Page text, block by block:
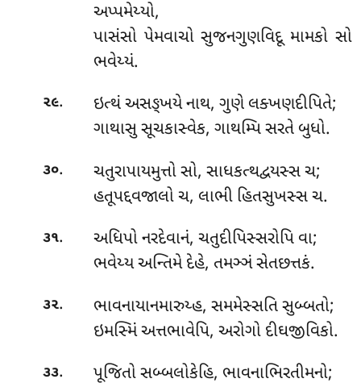
અપ્પમેય્યો,
પાસંસો પેમવાચો સુજનગુણવિદૂ મામકો સો
ભવેય્યં.
૨૯.
ઇત્થં અસઙ્ખયે નાથ, ગુણે લક્ખણદીપિતે;
ગાથાસુ સૂચકાસ્વેક, ગાથમ્પિ સરતે બુધો.
૩૦.
ચતુરાપાયમુત્તો સો, સાધકત્થદ્વયસ્સ ચ;
હતૂપદ્દવજાલો ચ, લાભી હિતસુખસ્સ ચ.
૩૧.
અધિપો નરદેવાનં, ચતુદીપિસ્સરોપિ વા;
ભવેય્ય અન્તિમે દેહે, તમઞ્ઞં સેતછત્તકં.
૩૨.
ભાવનાયાનમારુય્હ, સમમેસ્સતિ સુબ્બતો;
ઇમસ્મિં અત્તભાવેપિ, અરોગો દીઘજીવિકો.
૩૩.
પૂજિતો સબ્બલોકેહિ, ભાવનાભિરતીમનો;